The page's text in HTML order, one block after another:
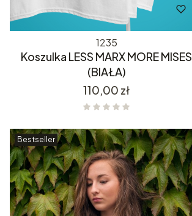
1235
Koszulka LESS MARX MORE MISES
(BIAŁA)
Cena
110,00 zł
Bestseller